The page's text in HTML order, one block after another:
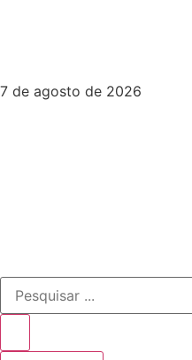
7 de agosto de 2026
Pesquisar